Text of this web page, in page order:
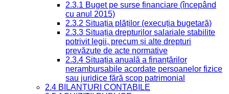
2.3.1 Buget pe surse financiare (începând
cu anul 2015)
2.3.2 Situația plăților (execuția bugetară)
2.3.3 Situația drepturilor salariale stabilite
potrivit legii, precum și alte drepturi
prevăzute de acte normative
2.3.4 Situația anuală a finanțărilor
nerambursabile acordate persoanelor fizice
sau juridice fără scop patrimonial
2.4 BILANȚURI CONTABILE